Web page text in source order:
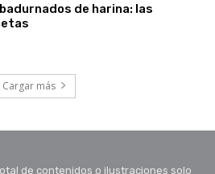
de harina: las
Cargar más
de contenidos o ilustraciones solo